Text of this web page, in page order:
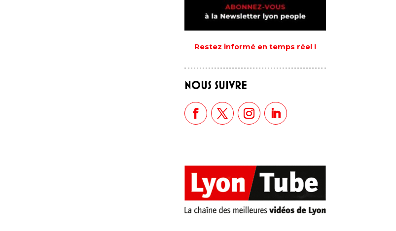
Restez informé en temps réel !
NOUS SUIVRE